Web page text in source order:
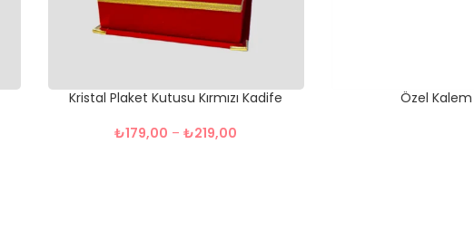
Kristal Plaket Kutusu Kırmızı Kadife
₺179,00 –₺219,00
Özel